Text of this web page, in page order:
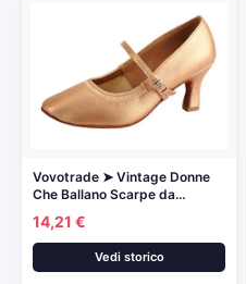
Vovotrade ➤ Vintage Donne
Che Ballano Scarpe da…
14,21 €
Vedi storico